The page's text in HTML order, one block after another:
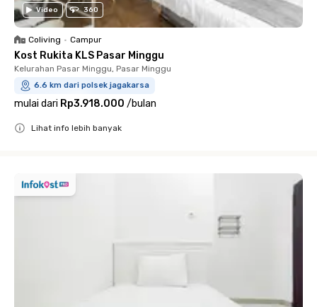
Video 360
Coliving • Campur
Kost Rukita KLS Pasar Minggu
Kelurahan Pasar Minggu, Pasar Minggu
6.6 km dari polsek jagakarsa
mulai dari Rp3.918.000 /bulan
Lihat info lebih banyak